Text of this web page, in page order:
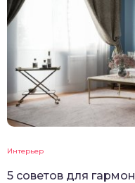
Интерьер
5 советов для